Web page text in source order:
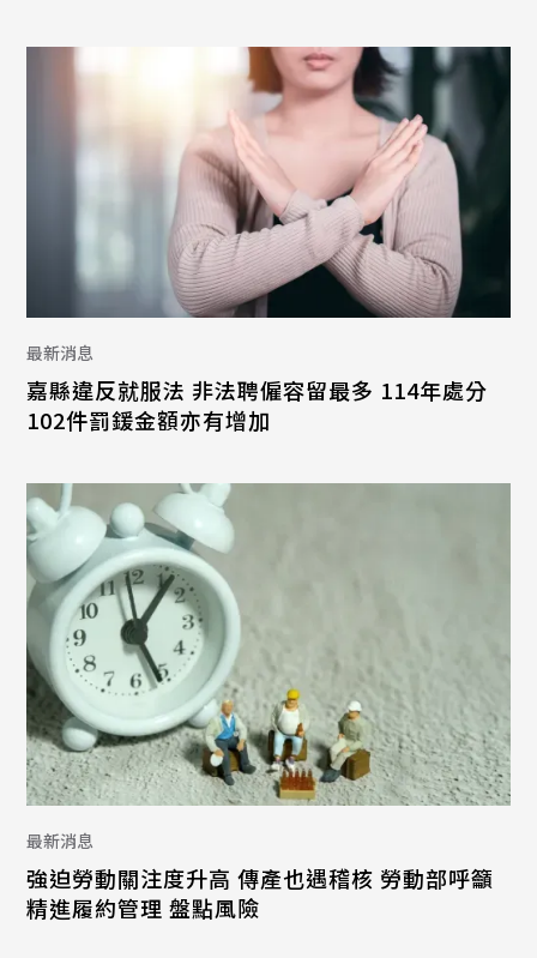
最新消息
嘉縣違反就服法 非法聘僱容留最多 114年處分
102件罰鍰金額亦有增加
最新消息
強迫勞動關注度升高 傳產也遇稽核 勞動部呼籲
精進履約管理 盤點風險